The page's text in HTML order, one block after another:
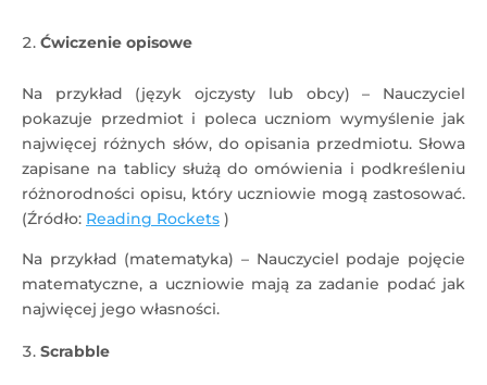
Ćwiczenie opisowe
Na przykład (język ojczysty lub obcy) – Nauczyciel
pokazuje przedmiot i poleca uczniom wymyślenie jak
najwięcej różnych słów, do opisania przedmiotu. Słowa
zapisane na tablicy służą do omówienia i podkreśleniu
różnorodności opisu, który uczniowie mogą zastosować.
(Źródło: Reading Rockets )
Na przykład (matematyka) – Nauczyciel podaje pojęcie
matematyczne, a uczniowie mają za zadanie podać jak
najwięcej jego własności.
Scrabble